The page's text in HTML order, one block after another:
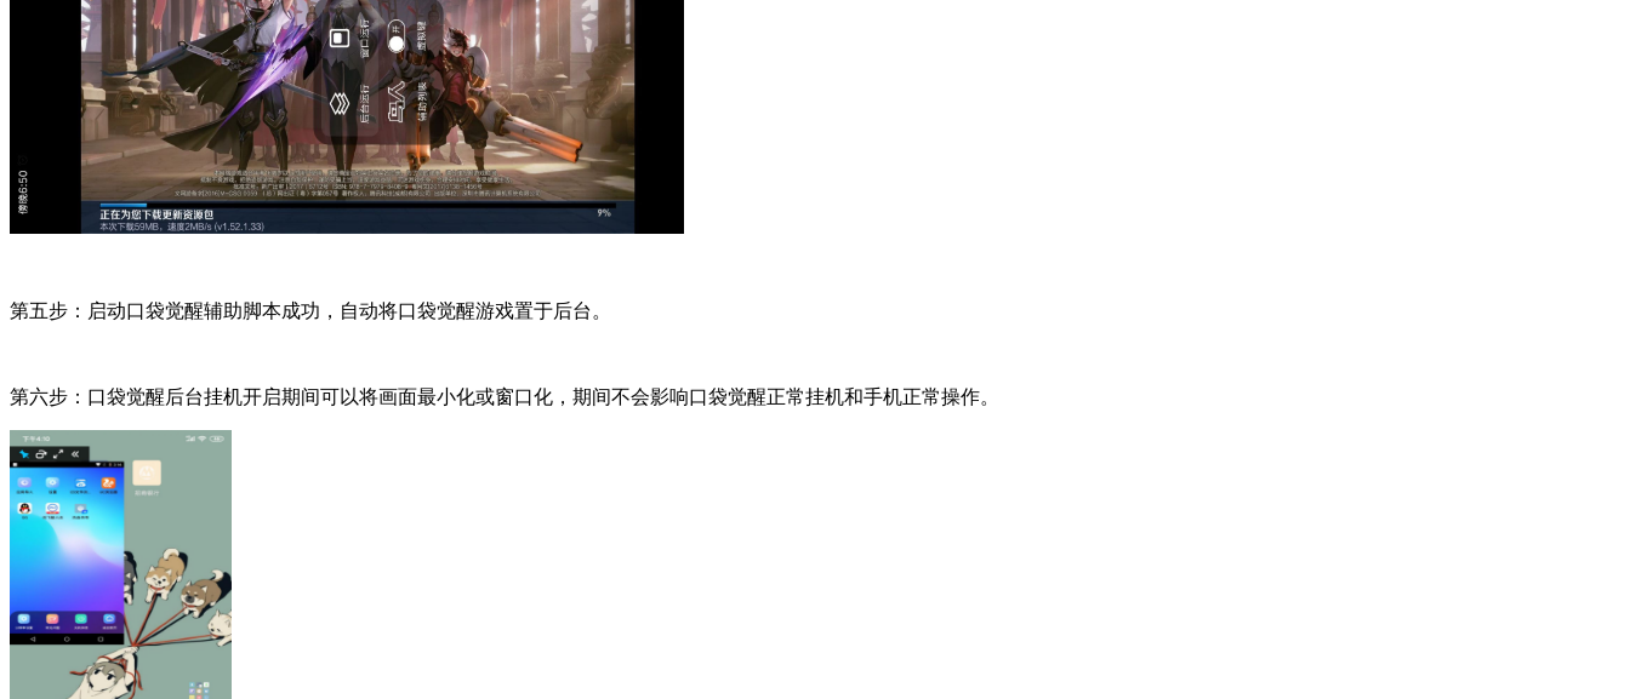
第五步：启动口袋觉醒辅助脚本成功，自动将口袋觉醒游戏置于后台。
第六步：口袋觉醒后台挂机开启期间可以将画面最小化或窗口化，期间不会影响口袋觉醒正常挂机和手机正常操作。